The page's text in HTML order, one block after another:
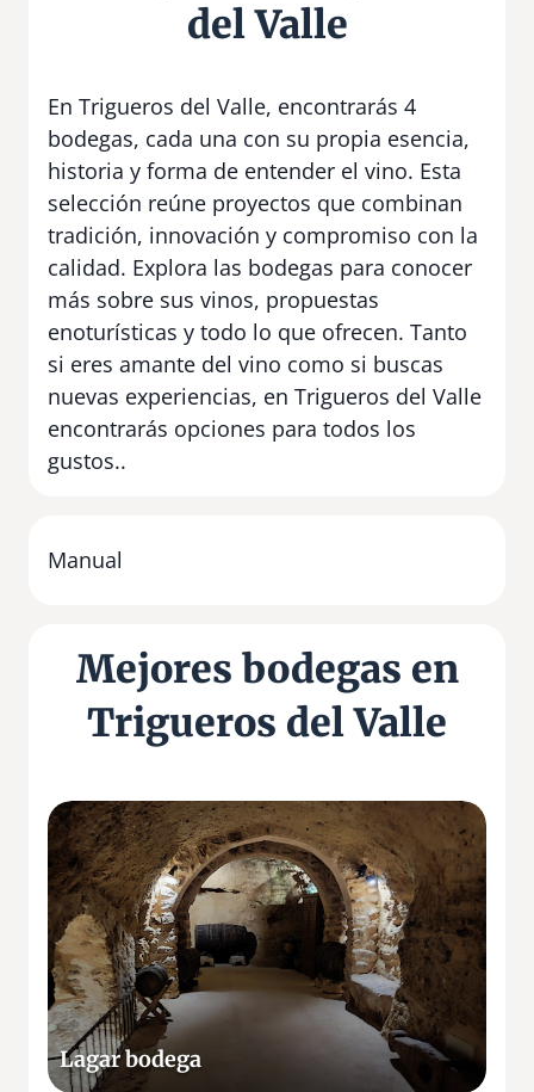
del Valle
En Trigueros del Valle, encontrarás 4
bodegas, cada una con su propia esencia,
historia y forma de entender el vino. Esta
selección reúne proyectos que combinan
tradición, innovación y compromiso con la
calidad. Explora las bodegas para conocer
más sobre sus vinos, propuestas
enoturísticas y todo lo que ofrecen. Tanto
si eres amante del vino como si buscas
nuevas experiencias, en Trigueros del Valle
encontrarás opciones para todos los
gustos..
Manual
Mejores bodegas en
Trigueros del Valle
Lagar bodega
L
a
g
a
r
b
o
d
e
g